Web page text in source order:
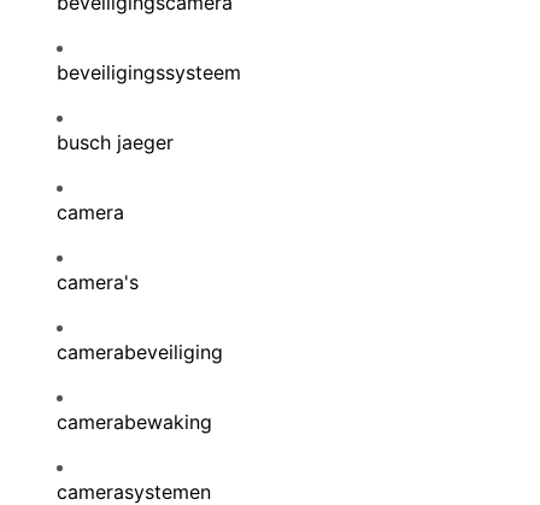
beveiligingssysteem
busch jaeger
camera
camera's
camerabeveiliging
camerabewaking
camerasystemen